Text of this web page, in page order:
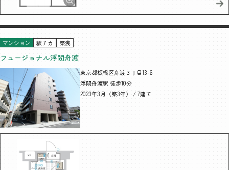
マンション 駅チカ 築浅
フュージョナル浮間舟渡
東京都板橋区舟渡３丁目13-6
浮間舟渡駅 徒歩10分
2023年3月（築3年） / 7建て